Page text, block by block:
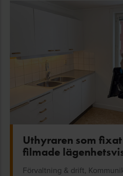
Uthyraren som
filmade
Förvaltning & drift,